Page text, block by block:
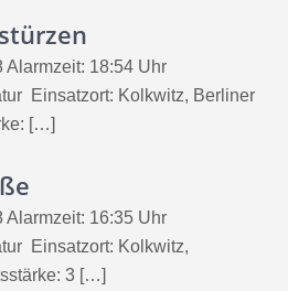
Alarmzeit: 18:54 Uhr
Einsatzort: Kolkwitz, Berliner
[…]
Alarmzeit: 16:35 Uhr
Einsatzort: Kolkwitz,
3 […]